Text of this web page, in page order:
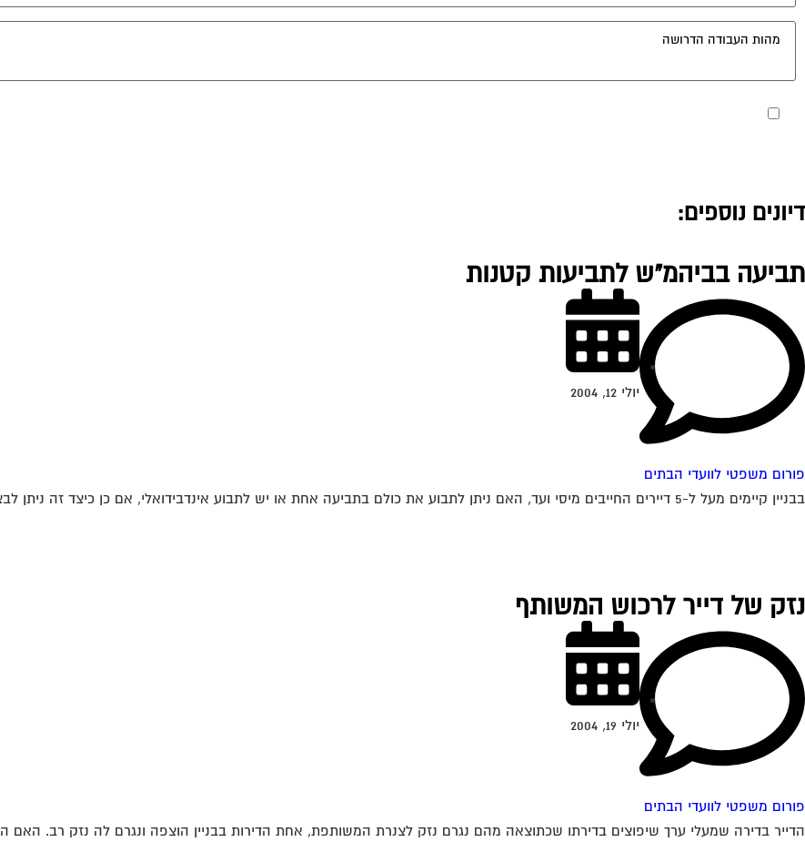
דיונים נוספים:
תביעה בביהמ"ש לתביעות קטנות
פורום משפטי לוועדי הבתים
יולי 12, 2004
בבניין קיימים מעל ל-5 דיירים החייבים מיסי ועד, האם ניתן לתבוע את כולם בתביעה אחת או יש לתבוע אינדבידואלי, אם כן כיצד זה ניתן לבצוע...
נזק של דייר לרכוש המשותף
פורום משפטי לוועדי הבתים
יולי 19, 2004
הדייר בדירה שמעלי ערך שיפוצים בדירתו שכתוצאה מהם נגרם נזק לצנרת המשותפת, אחת הדירות בבניין הוצפה ונגרם לה נזק רב. האם